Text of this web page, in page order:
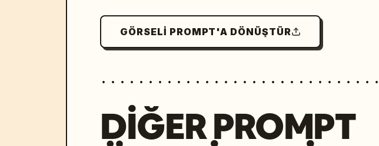
GÖRSELI PROMPT'A DÖNÜŞTÜR
DIĞER PROMPT